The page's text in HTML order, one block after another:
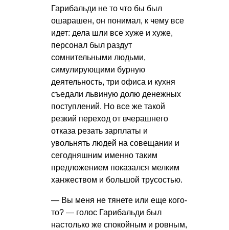
Гарибальди не то что бы был
ошарашен, он понимал, к чему все
идет: дела шли все хуже и хуже,
персонал был раздут
сомнительными людьми,
симулирующими бурную
деятельность, три офиса и кухня
съедали львиную долю денежных
поступлений. Но все же такой
резкий переход от вчерашнего
отказа резать зарплаты и
увольнять людей на совещании и
сегодняшним именно таким
предложением показался мелким
ханжеством и большой трусостью.
— Вы меня не тянете или еще кого-
то? — голос Гарибальди был
настолько же спокойным и ровным,